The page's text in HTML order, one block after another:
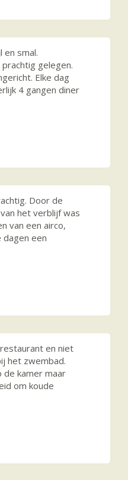
en smal.
gelegen.
Elke dag
4 gangen diner
Door de
het verblijf was
van een airco,
een
en niet
het zwembad.
de kamer maar
om koude